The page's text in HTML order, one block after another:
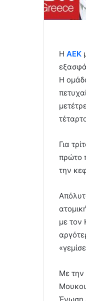
Η ΑΕΚ
Η
Για
πρώτο
την
με τον
Με την